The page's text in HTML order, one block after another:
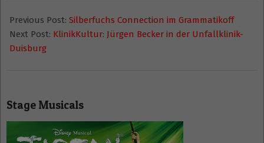
12-
01
Previous Post: Silberfuchs Connection im Grammatikoff
Next Post: KlinikKultur: Jürgen Becker in der Unfallklinik-
Duisburg
Stage Musicals